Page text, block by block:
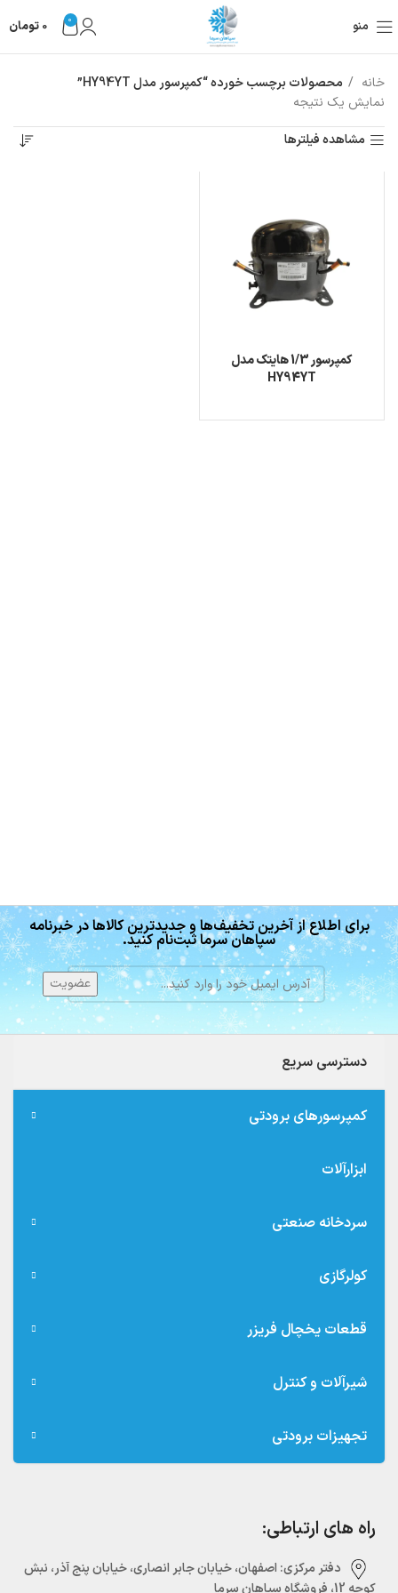
منو 0
0 تومان
خانه
محصولات برچسب خورده “کمپرسور مدل HY94YT”
نمایش یک نتیجه
مشاهده فیلترها
کمپرسور 1/3 هایتک مدل
HY94YT
برای اطلاع از آخرین تخفیف‌ها و جدیدترین کالاها در خبرنامه
سپاهان سرما ثبت‌نام کنید.
دسترسی سریع
کمپرسورهای برودتی
ابزارآلات
سردخانه صنعتی
کولرگازی
قطعات یخچال فریزر
شیرآلات و کنترل
تجهیزات برودتی
راه های ارتباطی:
دفتر مرکزی:‌ اصفهان، خیابان جابر انصاری، خیابان پنج آذر، نبش
کوچه 12، فروشگاه سپاهان سرما